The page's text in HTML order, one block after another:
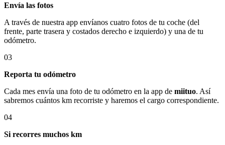
Envía las fotos
A través de nuestra app envíanos cuatro fotos de tu coche (del
frente, parte trasera y costados derecho e izquierdo) y una de tu
odómetro.
03
Reporta tu odómetro
Cada mes envía una foto de tu odómetro en la app de miituo. Así
sabremos cuántos km recorriste y haremos el cargo correspondiente.
04
Si recorres muchos km